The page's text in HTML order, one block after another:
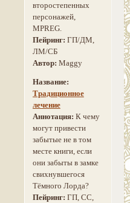
второстепенных
персонажей,
MPREG.
Пейринг: ГП/ДМ,
ЛМ/СБ
Автор: Maggy
Название:
Традиционное
лечение
Аннотация: К чему
могут привести
забытые не в том
месте книги, если
они забыты в замке
свихнувшегося
Тёмного Лорда?
Пейринг: ГП, СС,